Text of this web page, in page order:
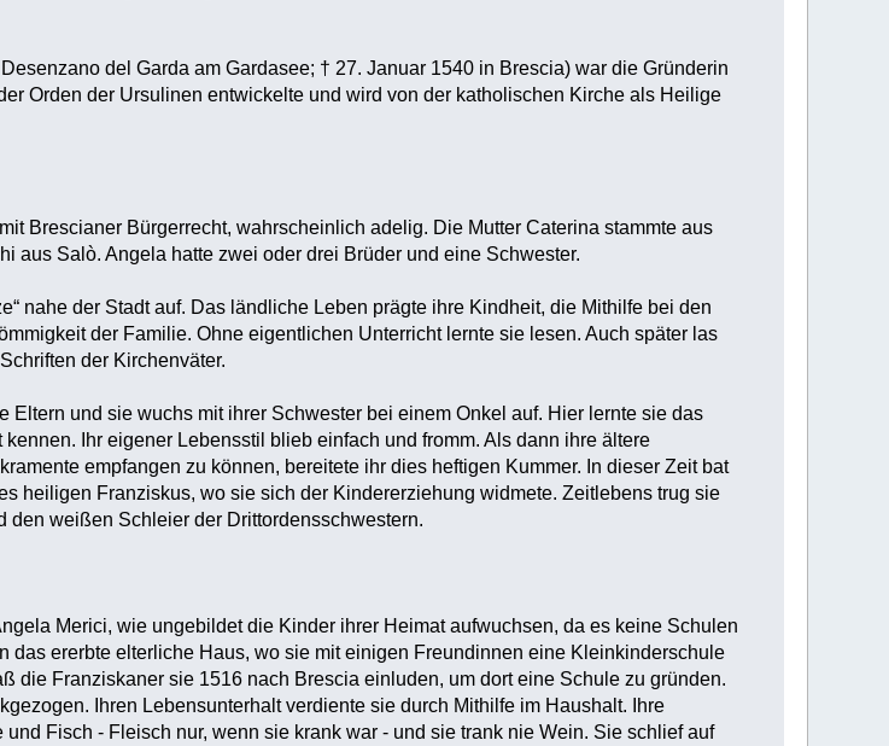
del Garda am Gardasee; † 27. Januar 1540 in Brescia) war die Gründerin
Orden der Ursulinen entwickelte und wird von der katholischen Kirche als Heilige
Brescianer Bürgerrecht, wahrscheinlich adelig. Die Mutter Caterina stammte aus
aus Salò. Angela hatte zwei oder drei Brüder und eine Schwester.
nahe der Stadt auf. Das ländliche Leben prägte ihre Kindheit, die Mithilfe bei den
der Familie. Ohne eigentlichen Unterricht lernte sie lesen. Auch später las
der Kirchenväter.
Eltern und sie wuchs mit ihrer Schwester bei einem Onkel auf. Hier lernte sie das
Ihr eigener Lebensstil blieb einfach und fromm. Als dann ihre ältere
empfangen zu können, bereitete ihr dies heftigen Kummer. In dieser Zeit bat
heiligen Franziskus, wo sie sich der Kindererziehung widmete. Zeitlebens trug sie
den weißen Schleier der Drittordensschwestern.
Merici, wie ungebildet die Kinder ihrer Heimat aufwuchsen, da es keine Schulen
das ererbte elterliche Haus, wo sie mit einigen Freundinnen eine Kleinkinderschule
die Franziskaner sie 1516 nach Brescia einluden, um dort eine Schule zu gründen.
Ihren Lebensunterhalt verdiente sie durch Mithilfe im Haushalt. Ihre
Fisch - Fleisch nur, wenn sie krank war - und sie trank nie Wein. Sie schlief auf